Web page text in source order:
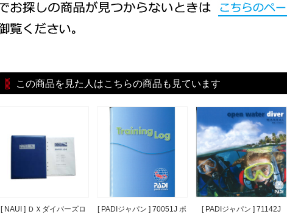
この商品を見た人はこちらの商品も見ています
[ NAUI ] ＤＸダイバーズロ
[ PADIジャパン ] 70051J ポ
[ PADIジャパン ] 71142J